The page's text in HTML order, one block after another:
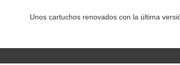
Unos cartuchos renovados con la última